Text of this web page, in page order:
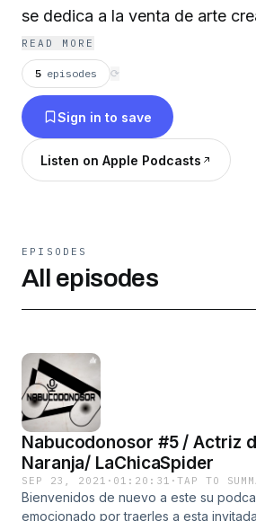
se dedica a la venta de arte
espero algo de su experiencia
pueda servirle a más de uno,
y denle follow a las redes y al canal.
Facebook https://m.facebook.com/Cesar-Soto-
101543365443062/ Anchor
https://anchor.fm/cesar-
@sr.venado
READ MORE
5 episodes ⟳
Sign in to save
Listen on Apple Podcasts
EPISODES
All episodes
Nabucodonosor #5 / Actriz
Naranja/ LaChicaSpider
SEP 23, 2021 · 01:20:31 ·TAP TO
Bienvenidos de nuevo a este su
emocionado por traerles a esta